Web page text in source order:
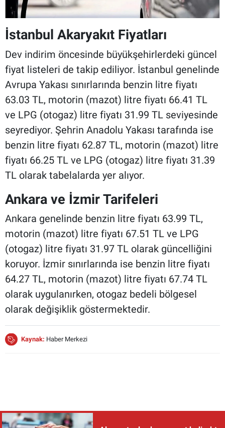
İstanbul Akaryakıt Fiyatları
Dev indirim öncesinde büyükşehirlerdeki güncel
fiyat listeleri de takip ediliyor. İstanbul genelinde
Avrupa Yakası sınırlarında benzin litre fiyatı
63.03 TL, motorin (mazot) litre fiyatı 66.41 TL
ve LPG (otogaz) litre fiyatı 31.99 TL seviyesinde
seyrediyor. Şehrin Anadolu Yakası tarafında ise
benzin litre fiyatı 62.87 TL, motorin (mazot) litre
fiyatı 66.25 TL ve LPG (otogaz) litre fiyatı 31.39
TL olarak tabelalarda yer alıyor.
Ankara ve İzmir Tarifeleri
Ankara genelinde benzin litre fiyatı 63.99 TL,
motorin (mazot) litre fiyatı 67.51 TL ve LPG
(otogaz) litre fiyatı 31.97 TL olarak güncelliğini
koruyor. İzmir sınırlarında ise benzin litre fiyatı
64.27 TL, motorin (mazot) litre fiyatı 67.74 TL
olarak uygulanırken, otogaz bedeli bölgesel
olarak değişiklik göstermektedir.
Kaynak: Haber Merkezi